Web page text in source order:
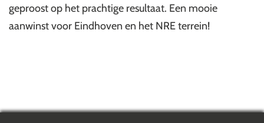
geproost op het prachtige resultaat. Een mooie
aanwinst voor Eindhoven en het NRE terrein!